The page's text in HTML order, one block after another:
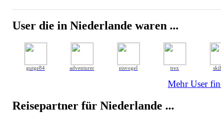
User die in Niederlande waren ...
gutge84 adventurer eisvogel trex
Mehr User
Reisepartner für Niederlande ...